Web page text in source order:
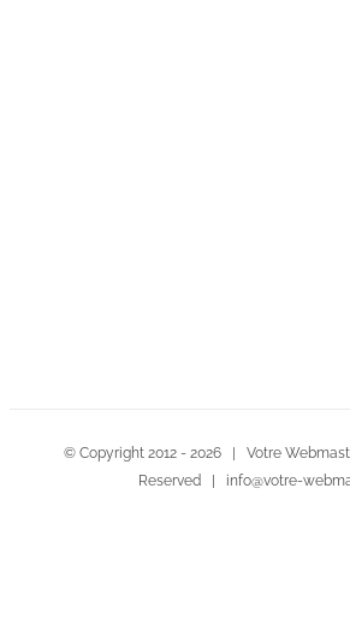
© Copyright 2012 - 2026 | Votre
Reserved | info@votre-